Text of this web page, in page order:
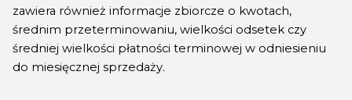
zawiera również informacje zbiorcze o kwotach,
średnim przeterminowaniu, wielkości odsetek czy
średniej wielkości płatności terminowej w odniesieniu
do miesięcznej sprzedaży.